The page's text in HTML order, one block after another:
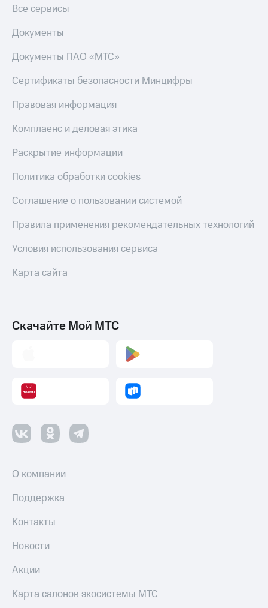
Все сервисы
Документы
Документы ПАО «МТС»
Сертификаты безопасности Минцифры
Правовая информация
Комплаенс и деловая этика
Раскрытие информации
Политика обработки cookies
Соглашение о пользовании системой
Правила применения рекомендательных технологий
Условия использования сервиса
Карта сайта
Скачайте Мой МТС
О компании
Поддержка
Контакты
Новости
Акции
Карта салонов экосистемы МТС